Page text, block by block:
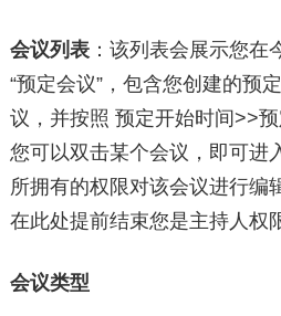
会议列表：该列表会展示您在
“预定会议”，包含您创建的预
议，并按照 预定开始时间>>
您可以双击某个会议，即可进
所拥有的权限对该会议进行编
在此处提前结束您是主持人权
会议类型